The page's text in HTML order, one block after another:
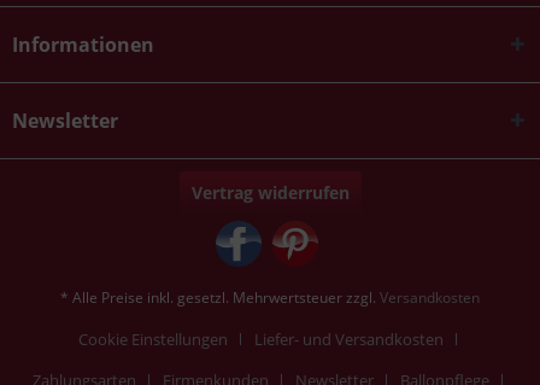
Informationen
Newsletter
Vertrag widerrufen
* Alle Preise inkl. gesetzl. Mehrwertsteuer zzgl. Versandkosten
Cookie Einstellungen
Liefer- und Versandkosten
Zahlungsarten
Firmenkunden Newsletter Ballonpflege